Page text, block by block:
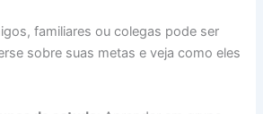
familiares ou colegas pode ser
sobre suas metas e veja como eles